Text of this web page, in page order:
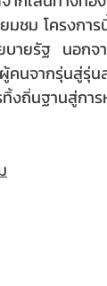
มชม โครงก
บายรัฐ นอกจ
นจากรุ่นสู่รุ่
นฐานสู่การห